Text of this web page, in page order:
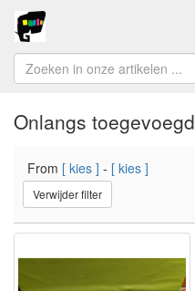
Onlangs toegevoegd
From [ kies ] - [ kies ]
Verwijder filter